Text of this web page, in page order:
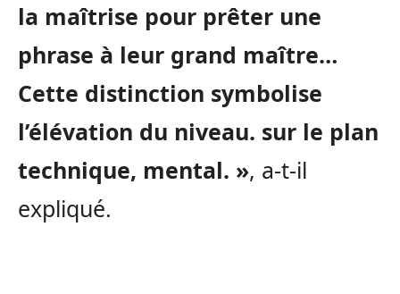
la maîtrise pour prêter une
phrase à leur grand maître…
Cette distinction symbolise
l’élévation du niveau. sur le plan
technique, mental. », a-t-il
expliqué.